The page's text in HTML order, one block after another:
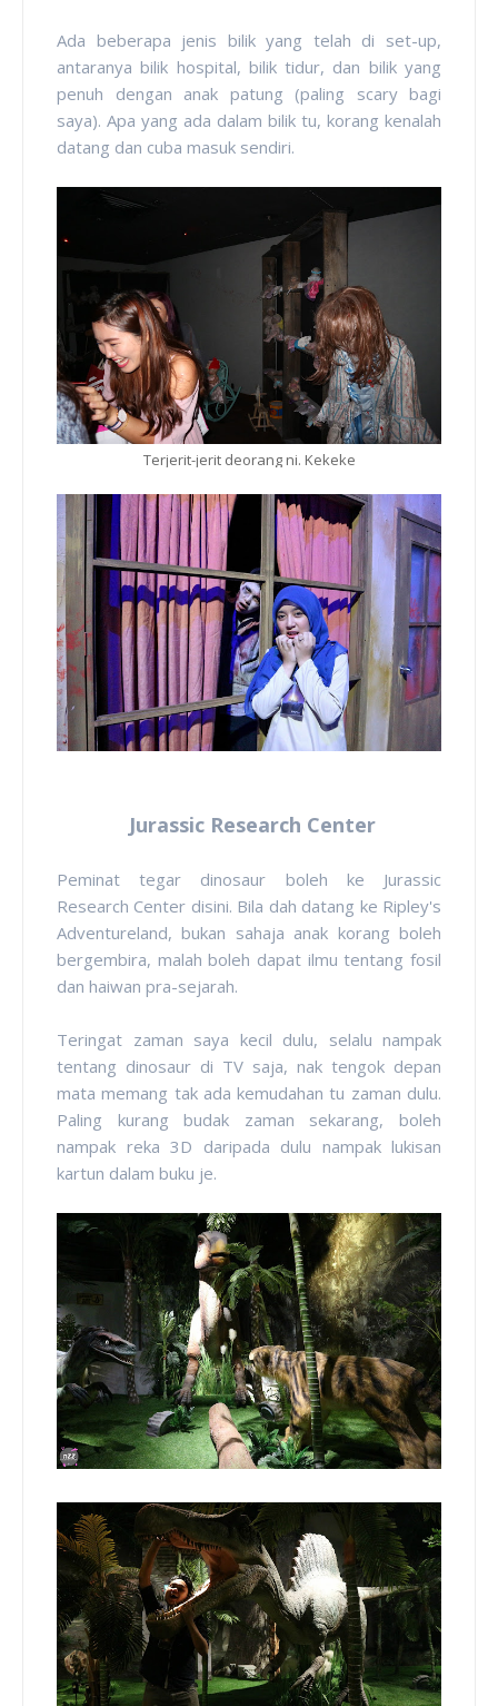
Ada beberapa jenis bilik yang telah di set-up,
antaranya bilik hospital, bilik tidur, dan bilik yang
penuh dengan anak patung (paling scary bagi
saya). Apa yang ada dalam bilik tu, korang kenalah
datang dan cuba masuk sendiri.
Terjerit-jerit deorang ni. Kekeke
Jurassic Research Center
Peminat tegar dinosaur boleh ke Jurassic
Research Center disini. Bila dah datang ke Ripley's
Adventureland, bukan sahaja anak korang boleh
bergembira, malah boleh dapat ilmu tentang fosil
dan haiwan pra-sejarah.
Teringat zaman saya kecil dulu, selalu nampak
tentang dinosaur di TV saja, nak tengok depan
mata memang tak ada kemudahan tu zaman dulu.
Paling kurang budak zaman sekarang, boleh
nampak reka 3D daripada dulu nampak lukisan
kartun dalam buku je.